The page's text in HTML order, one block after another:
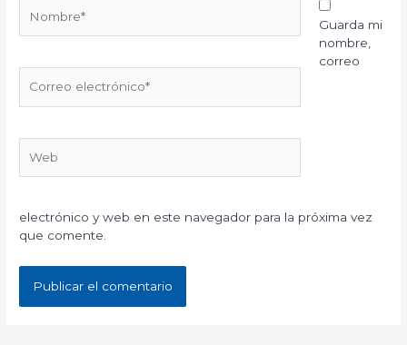
electrónico*
Guarda mi
nombre,
correo
electrónico y web en este navegador para la próxima vez
que comente.